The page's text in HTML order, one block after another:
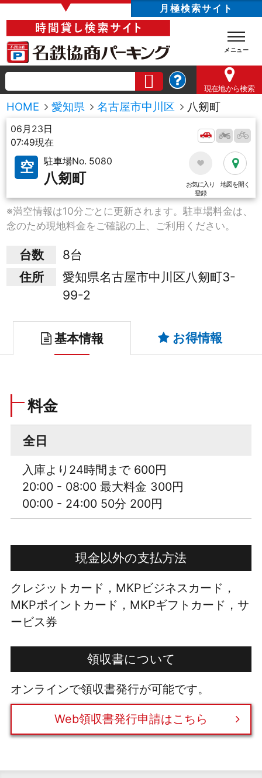
▼ 月極検索サイト
現在地から検索
HOME 愛知県 名古屋市中川区 八剱町
06月23日
07:49現在
空 駐車場No. 5080
八剱町
お気に入り
登録
地図を開く
※満空情報は10分ごとに更新されます。駐車場料金は、
念のため現地料金をご確認の上、ご利用ください。
台数
8台
住所
愛知県名古屋市中川区八剱町3-
99-2
基本情報 お得情報
料金
全日
入庫より24時間まで 600円
20:00 - 08:00 最大料金 300円
00:00 - 24:00 50分 200円
現金以外の支払方法
クレジットカード，MKPビジネスカード，
MKPポイントカード，MKPギフトカード，サ
ービス券
領収書について
オンラインで領収書発行が可能です。
Web領収書発行申請はこちら